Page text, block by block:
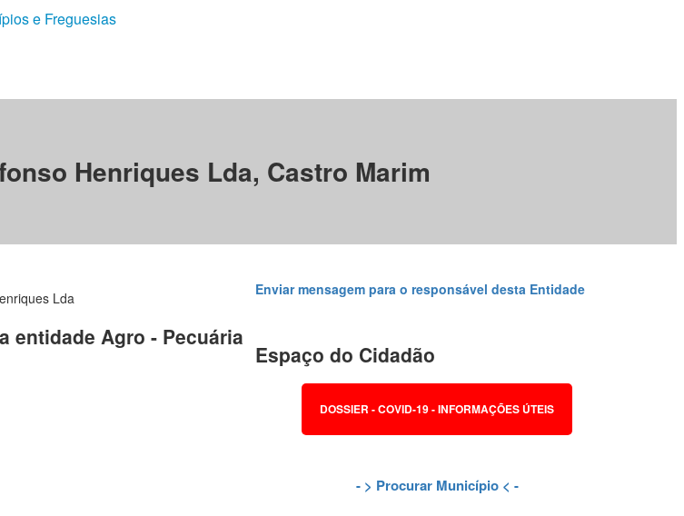
e Freguesias
Henriques Lda, Castro Marim
Lda
entidade Agro - Pecuária
Enviar mensagem para o responsável desta Entidade
Espaço do Cidadão
DOSSIER - COVID-19 - INFORMAÇÕES ÚTEIS
- > Procurar Município< -